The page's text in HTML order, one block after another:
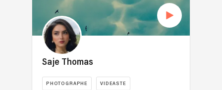
Saje Thomas
PHOTOGRAPHE VIDEASTE